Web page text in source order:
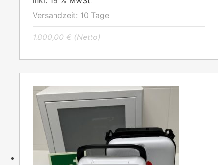
Versandzeit: 10 Tage
1.800,00 € (Netto)